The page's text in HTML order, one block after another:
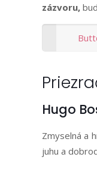
zázvoru,
Hugo
Zmyselná a
juhu a